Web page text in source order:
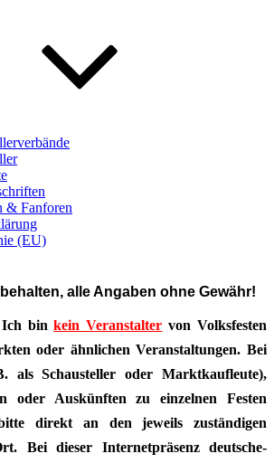
& Fanforen
(EU)
alle Angaben ohne Gewähr!
Ich binkein Veranstalter von Volksfesten
oder ähnlichen Veranstaltungen. Bei
als Schausteller oder Marktkaufleute),
oder Auskünften zu einzelnen Festen
direkt an den jeweils zuständigen
Bei dieser Internetpräsenz deutsche-